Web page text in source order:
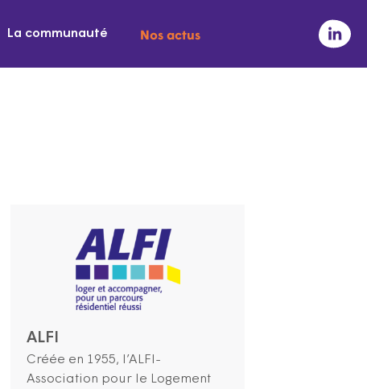
La communauté Nos actus
ALFI
Créée en 1955, l’ALFI-
Association pour le Logement